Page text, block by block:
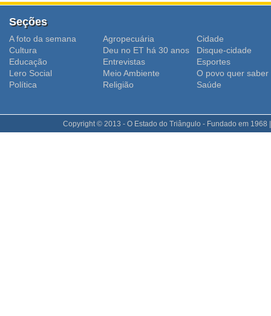
Seções
A foto da semana Agropecuária
Cidade
Cultura
Deu no ET há 30 anos
Disque-cidade
Educação
Entrevistas
Esportes
Lero Social
Meio Ambiente
O povo quer saber
Polí­tica
Religião Saúde
Copyright © 2013 - O Estado do Triângulo - Fundado em